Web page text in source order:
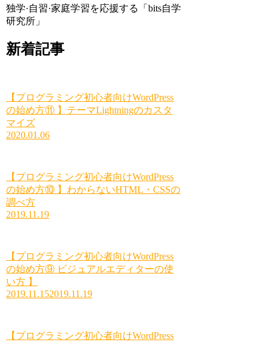
独学·自習·家庭学習を応援する「bits自学
研究所」
新着記事
【プログラミング初心者向けWordPress
の始め方⑪ 】テーマLightningのカスタ
マイズ
2020.01.06
【プログラミング初心者向けWordPress
の始め方⑩ 】わからないHTML・CSSの
調べ方
2019.11.19
【プログラミング初心者向けWordPress
の始め方⑨ ビジュアルエディターの使
い方 】
2019.11.152019.11.19
【プログラミング初心者向けWordPress